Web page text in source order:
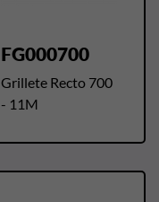
FG000700
Grillete Recto 700
- 11M